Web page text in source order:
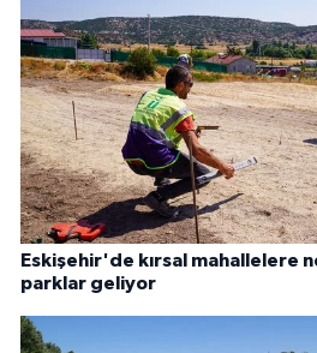
Eskişehir'de kırsal mahallelere
parklar geliyor